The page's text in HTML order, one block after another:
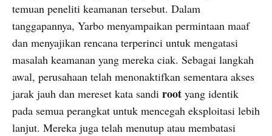
temuan peneliti keamanan tersebut. Dalam
tanggapannya, Yarbo menyampaikan permintaan maaf
dan menyajikan rencana terperinci untuk mengatasi
masalah keamanan yang mereka ciak. Sebagai langkah
awal, perusahaan telah menonaktifkan sementara akses
jarak jauh dan mereset kata sandi root yang identik
pada semua perangkat untuk mencegah eksploitasi lebih
lanjut. Mereka juga telah menutup atau membatasi